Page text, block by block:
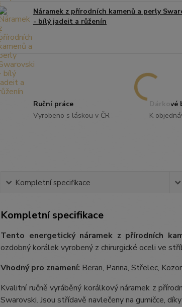
Náramek z přírodních kamenů a perly
- bílý jadeit a růženín
Ruční práce
Vyrobeno s láskou v ČR
K
Kompletní specifikace
Kompletní specifikace
Tento energetický náramek z přírodních
ozdobný korálek vyrobený z chirurgické oceli ve
Vhodný pro znamení: Beran, Panna, Střelec,
Kvalitní ručně vyráběný korálkový náramek z
Swarovski. Jsou střídavě navlečeny na gumičce,